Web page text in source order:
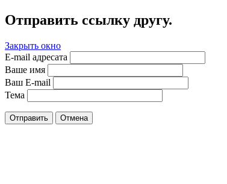
Отправить ссылку другу.
Закрыть окно
E-mail адресата
Ваше имя
Ваш E-mail
Тема
Отправить Отмена